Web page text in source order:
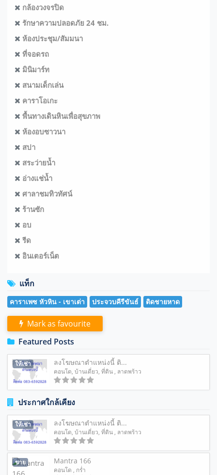
กล้องวงจรปิด
รักษาความปลอดภัย 24 ชม.
ห้องประชุม/สัมมนา
ที่จอดรถ
มินิมาร์ท
สนามเด็กเล่น
คาราโอเกะ
พื้นทางเดินหินเพื่อสุขภาพ
ห้องอบซาวนา
สปา
สระว่ายน้ำ
อ่างแช่น้ำ
ศาลาชมทิวทัศน์
ร้านซัก
อบ
รีด
อินเตอร์เน็ต
แท็ก
คาราเพซ หัวหิน - เขาเต่า ประจวบคีรีขันธ์ ติดชายหาด
Mark as favourite
Featured Posts
ให้เช่า ลงโฆษณาตำแหน่งนี้ ติ...
คอนโด, บ้านเดี่ยว, ที่ดิน , ลาดพร้าว
ประกาศใกล้เคียง
ให้เช่า ลงโฆษณาตำแหน่งนี้ ติ...
คอนโด, บ้านเดี่ยว, ที่ดิน , ลาดพร้าว
ขาย Mantra 166
คอนโด , กร่ำ